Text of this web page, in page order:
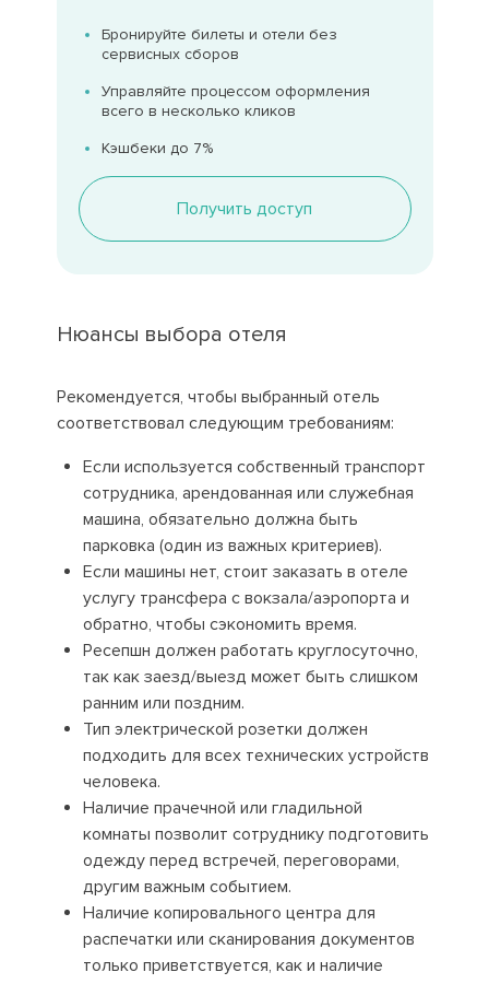
Бронируйте билеты и отели без
сервисных сборов
Управляйте процессом оформления
всего в несколько кликов
Кэшбеки до 7%
Получить доступ
Нюансы выбора отеля
Рекомендуется, чтобы выбранный отель
соответствовал следующим требованиям:
Если используется собственный транспорт
сотрудника, арендованная или служебная
машина, обязательно должна быть
парковка (один из важных критериев).
Если машины нет, стоит заказать в отеле
услугу трансфера с вокзала/аэропорта и
обратно, чтобы сэкономить время.
Ресепшн должен работать круглосуточно,
так как заезд/выезд может быть слишком
ранним или поздним.
Тип электрической розетки должен
подходить для всех технических устройств
человека.
Наличие прачечной или гладильной
комнаты позволит сотруднику подготовить
одежду перед встречей, переговорами,
другим важным событием.
Наличие копировального центра для
распечатки или сканирования документов
только приветствуется, как и наличие